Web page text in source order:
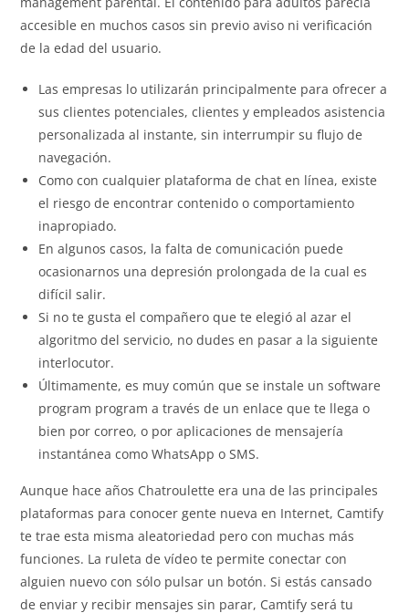
accesible en muchos casos sin previo aviso ni verificación
de la edad del usuario.
Las empresas lo utilizarán principalmente para ofrecer a
sus clientes potenciales, clientes y empleados asistencia
personalizada al instante, sin interrumpir su flujo de
navegación.
Como con cualquier plataforma de chat en línea, existe
el riesgo de encontrar contenido o comportamiento
inapropiado.
En algunos casos, la falta de comunicación puede
ocasionarnos una depresión prolongada de la cual es
difícil salir.
Si no te gusta el compañero que te elegió al azar el
algoritmo del servicio, no dudes en pasar a la siguiente
interlocutor.
Últimamente, es muy común que se instale un software
program program a través de un enlace que te llega o
bien por correo, o por aplicaciones de mensajería
instantánea como WhatsApp o SMS.
Aunque hace años Chatroulette era una de las principales
plataformas para conocer gente nueva en Internet, Camtify
te trae esta misma aleatoriedad pero con muchas más
funciones. La ruleta de vídeo te permite conectar con
alguien nuevo con sólo pulsar un botón. Si estás cansado
de enviar y recibir mensajes sin parar, Camtify será tu